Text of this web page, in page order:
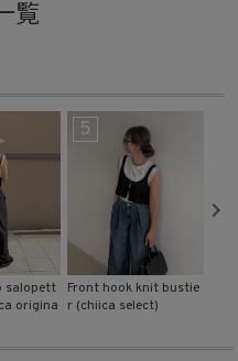
SALE
HIT ITEM
覧
salopett
origina
5
Front hook knit bustie
r (chiica select)